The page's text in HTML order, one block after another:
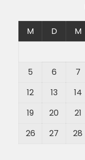
M D M
5
6 7
12
13 14
19
20 21
26
27 28